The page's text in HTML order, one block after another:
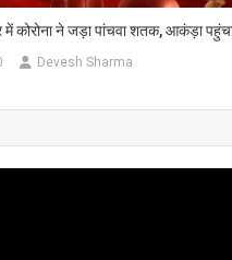
कोरोना ने जड़ा पांचवा शतक, आकंड़ा
Devesh Sharma